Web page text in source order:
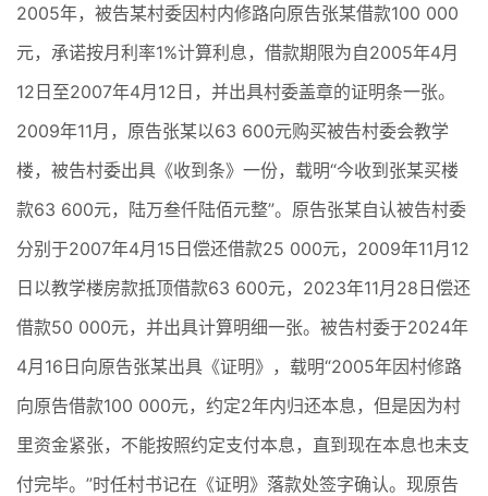
2005年，被告某村委因村内修路向原告张某借款100 000
元，承诺按月利率1%计算利息，借款期限为自2005年4月
12日至2007年4月12日，并出具村委盖章的证明条一张。
2009年11月，原告张某以63 600元购买被告村委会教学
楼，被告村委出具《收到条》一份，载明“今收到张某买楼
款63 600元，陆万叁仟陆佰元整”。原告张某自认被告村委
分别于2007年4月15日偿还借款25 000元，2009年11月12
日以教学楼房款抵顶借款63 600元，2023年11月28日偿还
借款50 000元，并出具计算明细一张。被告村委于2024年
4月16日向原告张某出具《证明》，载明“2005年因村修路
向原告借款100 000元，约定2年内归还本息，但是因为村
里资金紧张，不能按照约定支付本息，直到现在本息也未支
付完毕。”时任村书记在《证明》落款处签字确认。现原告